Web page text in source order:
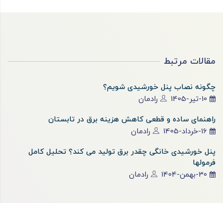
مقالات مرتبط
چگونه نصاب پنل خورشیدی شویم؟
10-تیر-1405
رادمان
راهنمای ساده و قطعی کاهش هزینه برق در تابستان
16-خرداد-1405
رادمان
پنل خورشیدی خانگی چقدر برق تولید می کند؟ تحلیل کامل
فرمولها
30-بهمن-1404
رادمان